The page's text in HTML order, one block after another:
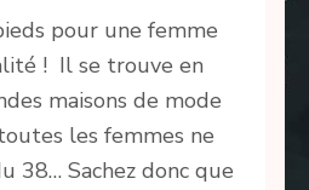
pour une femme
! Il se trouve en
maisons de mode
les femmes ne
38… Sachez donc que